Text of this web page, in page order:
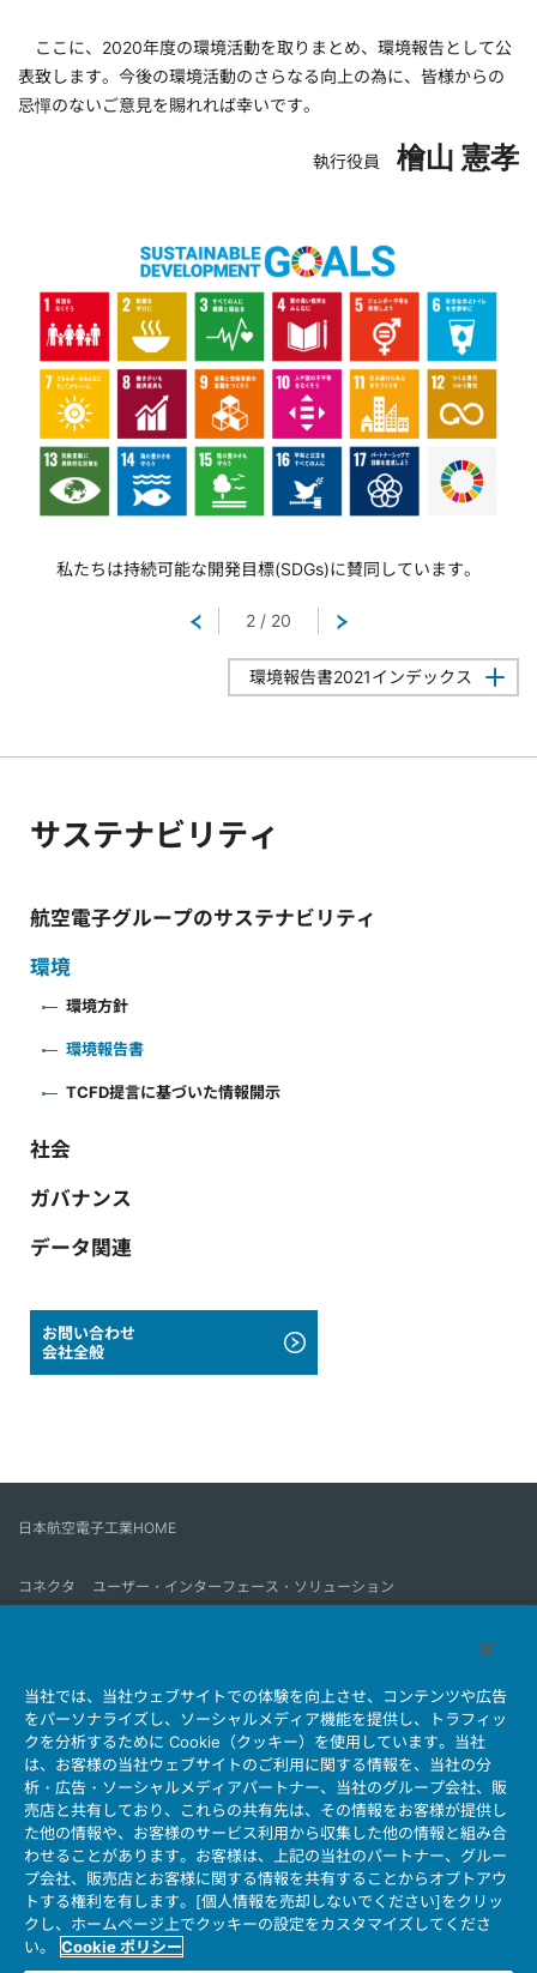
ここに、2020年度の環境活動を取りまとめ、環境報告として公
表致します。今後の環境活動のさらなる向上の為に、皆様からの
忌憚のないご意見を賜れれば幸いです。
執行役員 檜山 憲孝
私たちは持続可能な開発目標(SDGs)に賛同しています。
戻る2 / 20
環境報告書2021インデックス
サステナビリティ
航空電子グループのサステナビリティ
環境
環境方針
環境報告書
TCFD提言に基づいた情報開示
社会
ガバナンス
データ関連
お問い合わせ
会社全般
日本航空電子工業HOME
コネクタ
ユーザー・インターフェース・ソリューション
会社情報 サステナビリティ IR情報 採用情報
会社情報新着一覧
製品情報新着一覧
サイトマップ お問い合わせ
個人情報保護ポリシー
JAE Cookie Policy
ウェブアクセシビリティ方針
マイナンバー情報保護ポリシー
当社ウェブサイトのご利用について
ソーシャルメディア公式アカウント運用ポリシー
当社では、当社ウェブサイトでの体験を向上させ、コンテンツや広告
をパーソナライズし、ソーシャルメディア機能を提供し、トラフィッ
クを分析するために Cookie（クッキー）を使用しています。当社
は、お客様の当社ウェブサイトのご利用に関する情報を、当社の分
析・広告・ソーシャルメディアパートナー、当社のグループ会社、販
売店と共有しており、これらの共有先は、その情報をお客様が提供し
た他の情報や、お客様のサービス利用から収集した他の情報と組み合
わせることがあります。お客様は、上記の当社のパートナー、グルー
プ会社、販売店とお客様に関する情報を共有することからオプトアウ
トする権利を有します。[個人情報を売却しないでください]をクリッ
クし、ホームページ上でクッキーの設定をカスタマイズしてくださ
い。
Cookie ポリシー